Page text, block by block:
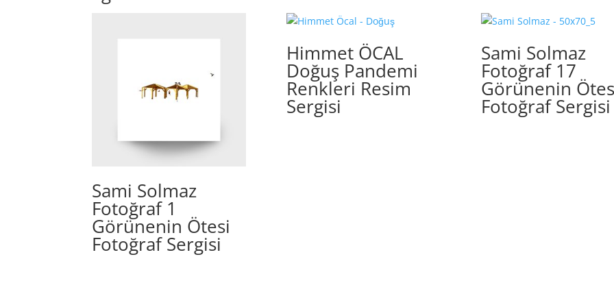
Sami Solmaz
Fotoğraf 1
Görünenin Ötesi
Fotoğraf Sergisi
Himmet ÖCAL
Doğuş Pandemi
Renkleri Resim
Sergisi
Sami Solmaz
Fotoğraf 17
Görünenin
Fotoğraf Sergisi